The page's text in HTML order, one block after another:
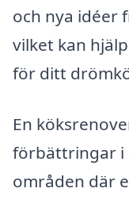
och nya idéer
vilket kan
för ditt
En
förbättringar i
områden där